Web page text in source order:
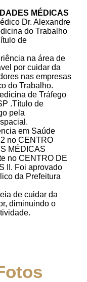
MÉDICAS
Dr. Alexandre
do Trabalho
de
na área de
por cuidar da
nas empresas
do Trabalho.
de Tráfego
.Título de
pela
em Saúde
no CENTRO
MÉDICAS
no CENTRO DE
II. Foi aprovado
da Prefeitura
de cuidar da
diminuindo o